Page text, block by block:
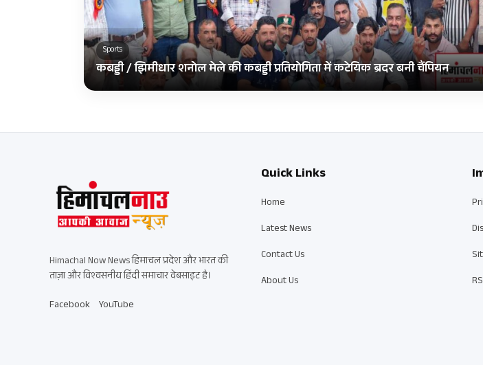
Sports
कबड्डी / झिमीधार शनोल मेले की कबड्डी प्रतियोगिता में कटेयिक ब्रदर बनी चैंपियन
Himachal Now News हिमाचल प्रदेश और भारत की
ताज़ा और विश्वसनीय हिंदी समाचार वेबसाइट है।
Facebook YouTube
Quick Links
Home
Latest News
Contact Us
About Us